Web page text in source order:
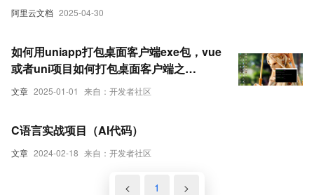
阿里云文档 2025-04-30
文章 2025-01-01 来自：开发者社区
如何用uniapp打包桌面客户端exe包，vue
或者uni项目如何打包桌面客户端之
electron开发-优雅草央千澈以开源蜻蜓AI
文章 2024-02-18 来自：开发者社区
C语言实战项目（AI代码）
< 1 >